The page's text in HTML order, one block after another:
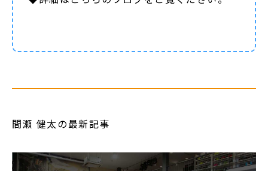
間瀬 健太の最新記事